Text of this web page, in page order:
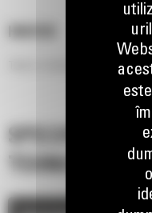
Taiere si mulcire de inalta
SPECIFICATII
TEHNICE